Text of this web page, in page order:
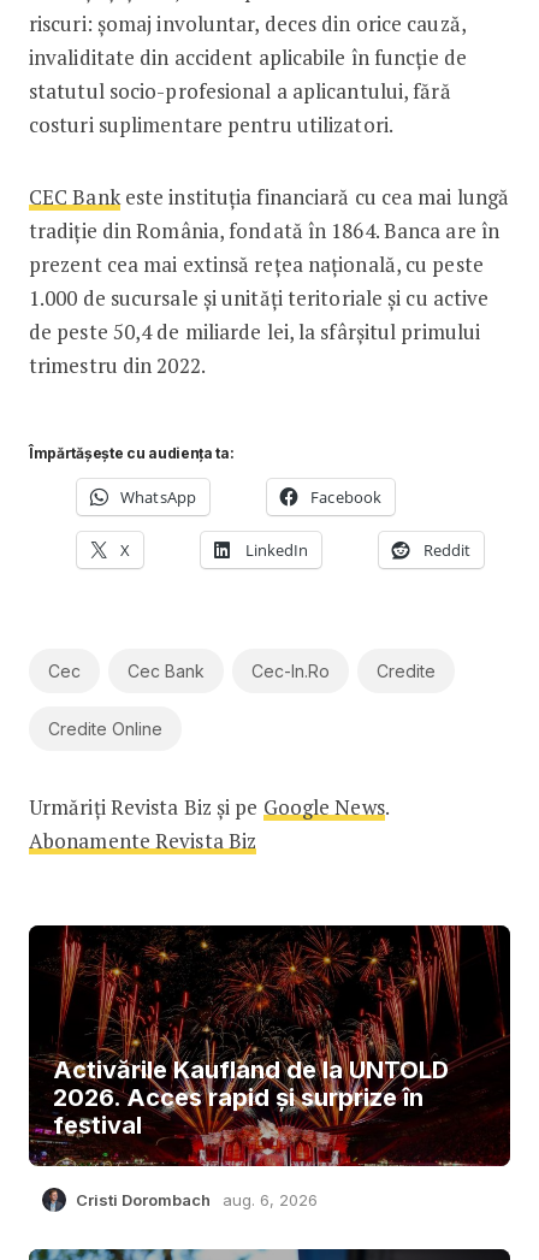
riscuri: șomaj involuntar, deces din orice cauză,
invaliditate din accident aplicabile în funcție de
statutul socio-profesional a aplicantului, fără
costuri suplimentare pentru utilizatori.
CEC Bankeste instituția financiară cu cea mai lungă
tradiție din România, fondată în 1864. Banca are în
prezent cea mai extinsă rețea națională, cu peste
1.000 de sucursale și unități teritoriale și cu active
de peste 50,4 de miliarde lei, la sfârșitul primului
trimestru din 2022.
Împărtășește cu audiența ta:
WhatsApp Facebook
X LinkedIn Reddit
Cec Cec Bank Cec-In.ro Credite
Credite Online
Urmăriți Revista Biz și pe Google News.
Abonamente Revista Biz
Activările Kaufland de la UNTOLD
2026. Acces rapid și surprize în
festival
Cristi Dorombach aug. 6, 2026